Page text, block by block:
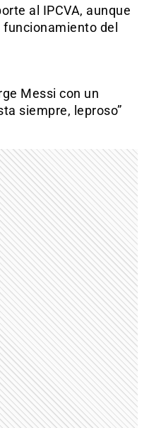
al IPCVA, aunque
del
Messi con un
siempre, leproso”